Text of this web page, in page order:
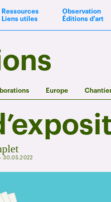
Ressources
Liens utiles
Observation
Éditions d'art
Europe
30.05.2022